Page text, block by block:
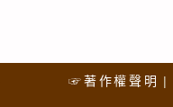
☞著作權聲明